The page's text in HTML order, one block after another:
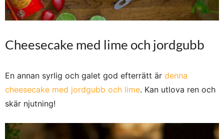
Cheesecake med lime och jordgubb
En annan syrlig och galet god efterrätt är denna
cheesecake med jordgubb och lime. Kan utlova ren och
skär njutning!